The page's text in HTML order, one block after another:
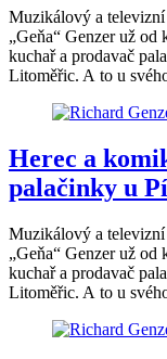
Muzikálový a
„Geňa“ Genzer už
kuchař a prodavač
Litoměřic. A to u
Herec a
palačinky u
Muzikálový a
„Geňa“ Genzer už
kuchař a prodavač
Litoměřic. A to u